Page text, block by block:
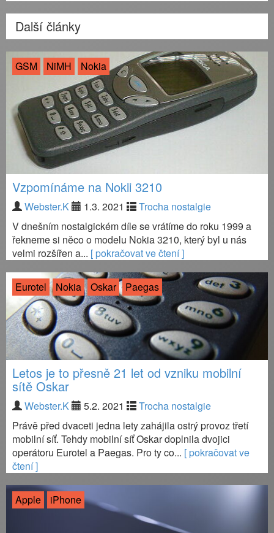
Další články
GSM NiMH Nokia
Vzpomínáme na Nokii 3210
Webster.K 1.3. 2021
Trocha nostalgie
V dnešním nostalgickém díle se vrátíme do roku 1999 a
řekneme si něco o modelu Nokia 3210, který byl u nás
velmi rozšířen a... [ pokračovat ve čtení ]
Eurotel Nokia Oskar Paegas
Letos je to přesně 21 let od vzniku mobilní
sítě Oskar
Webster.K 5.2. 2021
Trocha nostalgie
Právě před dvaceti jedna lety zahájila ostrý provoz třetí
mobilní síť. Tehdy mobilní síť Oskar doplnila dvojici
operátoru Eurotel a Paegas. Pro ty co... [ pokračovat ve
čtení ]
Apple iPhone